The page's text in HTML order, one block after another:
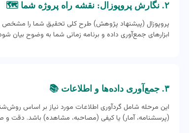
۲. نگارش پروپوزال: نقشه راه پروژه شما 🗺️
پروپوزال (پیشنهاد پژوهش) طرح کلی تحقیق شما را مشخص
ابزارهای جمع‌آوری داده و برنامه زمانی شما به وضوح بیان
۳. جمع‌آوری داده‌ها و اطلاعات 📚
این مرحله شامل گردآوری اطلاعات مورد نیاز بر اساس
(پرسشنامه، آمار) یا کیفی (مصاحبه، مشاهده) باشد. دقت و